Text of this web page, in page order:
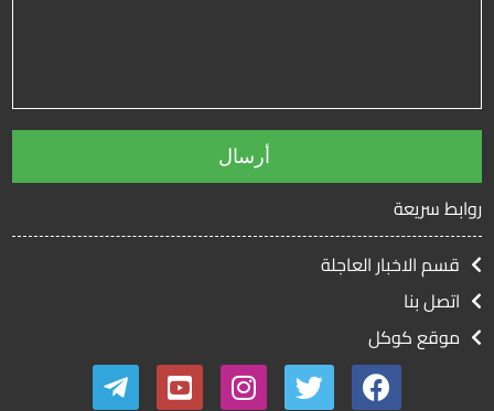
روابط سريعة
قسم الاخبار العاجلة
اتصل بنا
موقع كوكل